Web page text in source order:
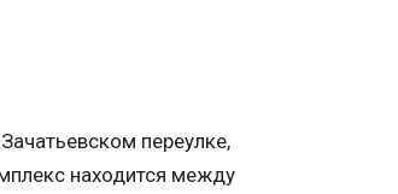
переулке,
находится между